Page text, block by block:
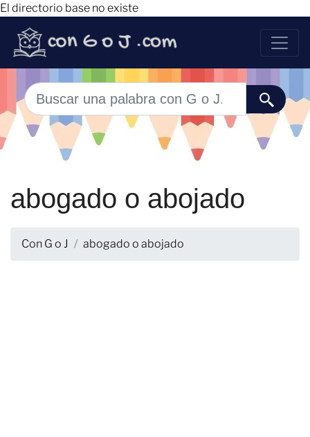
El directorio base no existe
abogado o abojado
Con G o J abogado o abojado